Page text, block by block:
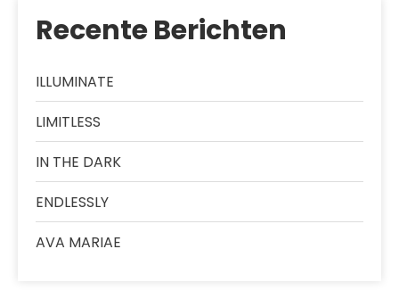
Recente Berichten
ILLUMINATE
LIMITLESS
IN THE DARK
ENDLESSLY
AVA MARIAE